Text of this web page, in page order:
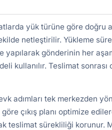
yük türüne göre doğru
netleştirilir. Yükleme
yapılarak gönderinin her
kullanılır. Teslimat
adımları tek merkezden
çıkış planı optimize
teslimat sürekliliği korunur.